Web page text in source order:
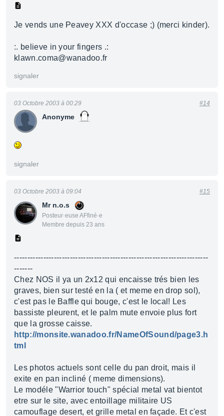
Je vends une Peavey XXX d'occase ;) (merci kinder).
:. believe in your fingers .:
klawn.coma@wanadoo.fr
signaler
Anonyme
03 Octobre 2003 à 00:29 #14
signaler
Mr n.o.s
Posteur·euse AFfiné·e
Membre depuis 23 ans
03 Octobre 2003 à 09:04 #15
-------------------------------------------------------------------------
-------
Chez NOS il ya un 2x12 qui encaisse trés bien les
graves, bien sur testé en la ( et meme en drop sol),
c'est pas le Baffle qui bouge, c'est le local! Les
bassiste pleurent, et le palm mute envoie plus fort
que la grosse caisse.
http://monsite.wanadoo.fr/NameOfSound/page3.h
tml
Les photos actuels sont celle du pan droit, mais il
exite en pan incliné ( meme dimensions).
Le modéle "Warrior touch" spécial metal vat bientot
etre sur le site, avec entoillage militaire US
camouflage desert, et grille metal en façade. Et c'est